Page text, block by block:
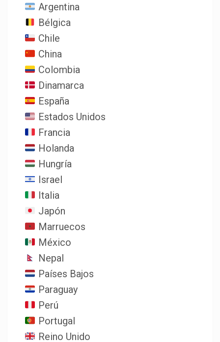
Argentina
Bélgica
Chile
China
Colombia
Dinamarca
España
Estados Unidos
Francia
Holanda
Hungría
Israel
Italia
Japón
Marruecos
México
Nepal
Países Bajos
Paraguay
Perú
Portugal
Reino Unido